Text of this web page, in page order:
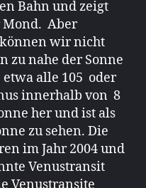
Bahn und zeigt
Mond. Aber
wir nicht
zu nahe der Sonne
etwa alle 105 oder
innerhalb von 8
her und ist als
zu sehen. Die
im Jahr 2004 und
Venustransit